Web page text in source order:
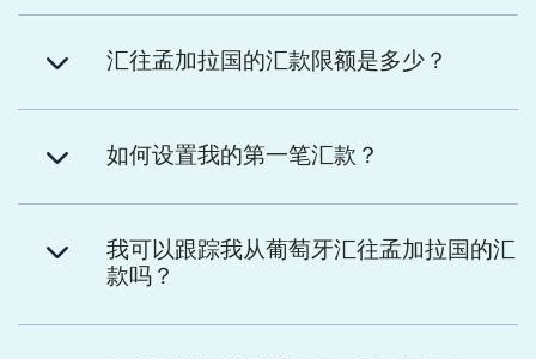
汇往孟加拉国的汇款限额是多少？
如何设置我的第一笔汇款？
我可以跟踪我从葡萄牙汇往孟加拉国的汇
款吗？